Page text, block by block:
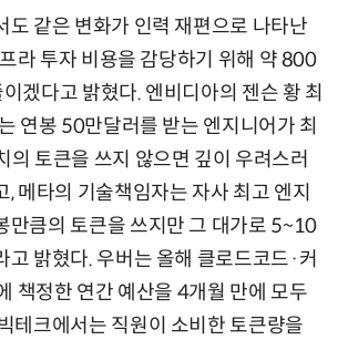
도 같은 변화가 인력 재편으로 나타난
라 투자 비용을 감당하기 위해 약 800
겠다고 밝혔다. 엔비디아의 젠슨 황 최
연봉 50만달러를 받는 엔지니어가 최
의 토큰을 쓰지 않으면 깊이 우려스러
, 메타의 기술책임자는 자사 최고 엔지
만큼의 토큰을 쓰지만 그 대가로 5~10
고 밝혔다. 우버는 올해 클로드코드·커
책정한 연간 예산을 4개월 만에 모두
테크에서는 직원이 소비한 토큰량을